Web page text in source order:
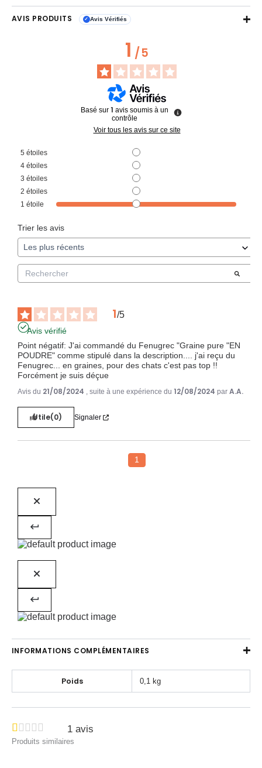
AVIS PRODUITS ✓ Avis Vérifiés
1/5
Basé sur 1 avis soumis à un
contrôle
Voir tous les avis sur ce site
5 étoiles
4 étoiles
3 étoiles
2 étoiles
1 étoile
Trier les avis
1/5
Avis vérifié
Point négatif: J'ai commandé du Fenugrec "Graine pure "EN
POUDRE" comme stipulé dans la description.... j'ai reçu du
Fenugrec... en graines, pour des chats c'est pas top !!
Forcément je suis déçue
Avis du 21/08/2024 , suite à une expérience du 12/08/2024 par A.A.
Utile(0) Signaler
1
INFORMATIONS COMPLÉMENTAIRES
Poids 0,1 kg
1 avis
Produits similaires